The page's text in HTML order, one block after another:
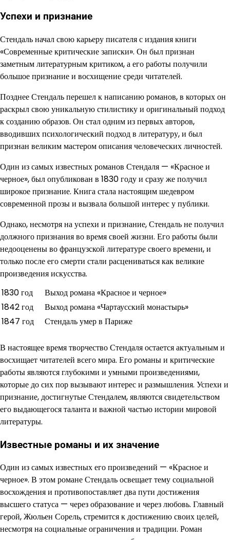
Успехи и признание
Стендаль начал свою карьеру писателя с издания книги
«Современные критические записки». Он был признан
заметным литературным критиком, а его работы получили
большое признание и восхищение среди читателей.
Позднее Стендаль перешел к написанию романов, в которых он
раскрыл свою уникальную стилистику и оригинальный подход
к созданию образов. Он стал одним из первых авторов,
вводивших психологический подход в литературу, и был
признан великим мастером описания человеческих личностей.
Один из самых известных романов Стендаля — «Красное и
черное», был опубликован в 1830 году и сразу же получил
широкое признание. Книга стала настоящим шедевром
современной прозы и вызвала большой интерес у публики.
Однако, несмотря на успехи и признание, Стендаль не получил
должного признания во время своей жизни. Его работы были
недооценены во французской литературе своего времени, и
только после его смерти стали расцениваться как великие
произведения искусства.
1830 год
Выход романа «Красное и черное»
1842 год
Выход романа «Чартаусский монастырь»
1847 год
Стендаль умер в Париже
В настоящее время творчество Стендаля остается актуальным и
восхищает читателей всего мира. Его романы и критические
работы являются глубокими и умными произведениями,
которые до сих пор вызывают интерес и размышления. Успехи и
признание, достигнутые Стендалем, являются свидетельством
его выдающегося таланта и важной частью истории мировой
литературы.
Известные романы и их значение
Один из самых известных его произведений — «Красное и
черное». В этом романе Стендаль освещает тему социальной
восхождения и противопоставляет два пути достижения
высшего статуса — через образование и через любовь. Главный
герой, Жюльен Сорель, стремится к достижению своих целей,
несмотря на социальные ограничения и традиции. Роман